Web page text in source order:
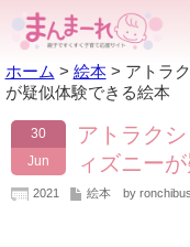
ホーム > 絵本> アトラ
が疑似体験できる絵本
30
Jun
アトラク
ィズニー
2021 絵本 by